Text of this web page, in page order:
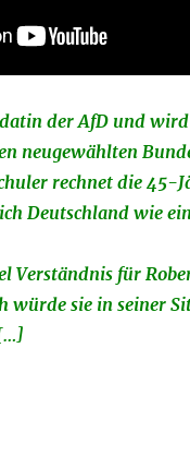
der AfD und
neugewählten
rechnet die 45-
Deutschland wie
Verständnis für
würde sie in seiner